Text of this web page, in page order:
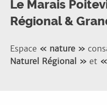
Le Marais
Régional &
Espace « nature »
Naturel Régional » et